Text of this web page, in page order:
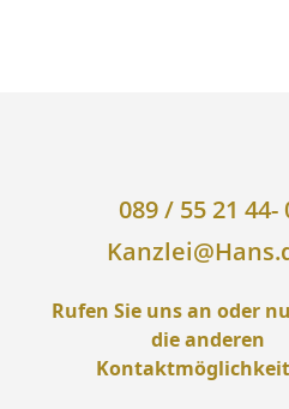
089 / 55 21 44-
Rufen Sie uns an oder
die anderen